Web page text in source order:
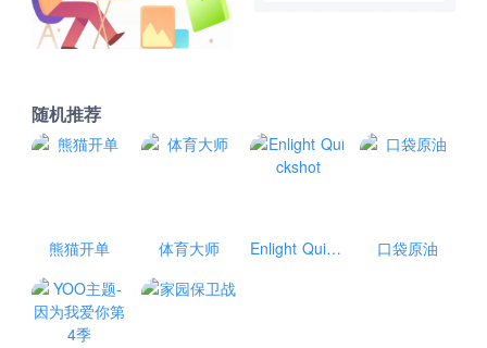
随机推荐
熊猫开单 体育大师 Enlight Quickshot 口袋原油